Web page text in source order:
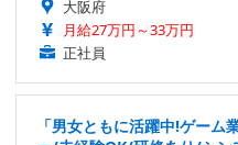
大阪府
月給27万円～33万円
正社員
「男女ともに活躍中!ゲーム